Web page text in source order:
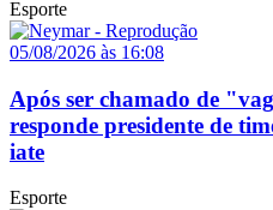
Esporte
05/08/2026 às 16:08
Após ser chamado de
responde presidente de
iate
Esporte